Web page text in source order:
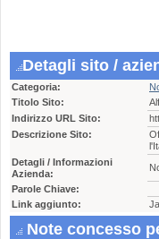
Detagli sito /
Categoria:
Titolo Sito:
Indirizzo URL Sito:
Descrizione Sito:
Detagli / Informazioni
Azienda:
Parole Chiave:
Link aggiunto:
Note concesso